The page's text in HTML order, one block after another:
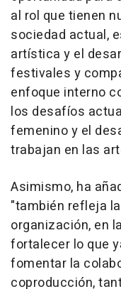
al rol que tienen
sociedad actual,
artística y el
festivales y
enfoque interno
los desafíos
femenino y el
trabajan en las
Asimismo, ha
"también refleja
organización, en
fortalecer lo que
fomentar la
coproducción,